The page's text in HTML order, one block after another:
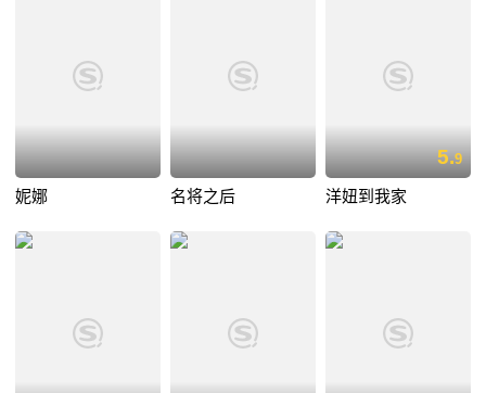
妮娜 名将之后
5.9
洋妞到我家